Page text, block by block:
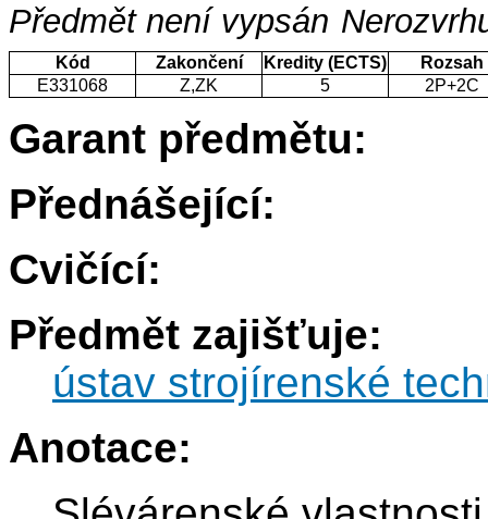
Předmět není vypsán
Kód Zakončení Kredity (ECTS)
Rozsah
E331068
Z,ZK 5 2P+2C
Garant předmětu:
Přednášející:
Cvičící:
Předmět zajišťuje:
ústav strojírenské
Anotace: